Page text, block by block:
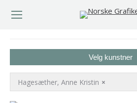
Velg kunstner
×
Hagesæther, Anne Kristin